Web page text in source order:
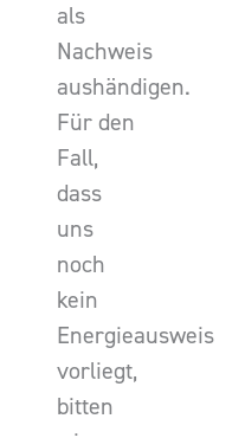
als
Nachweis
aushändigen.
Für den
Fall,
dass
uns
noch
kein
Energieausweis
vorliegt,
bitten